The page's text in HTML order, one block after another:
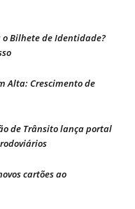
o Bilhete de Identidade?
Alta: Crescimento de
de Trânsito lança portal
cartões ao